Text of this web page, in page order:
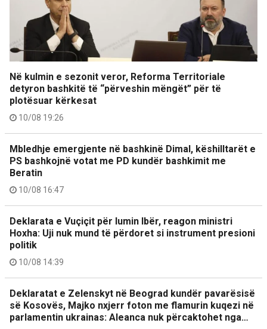
Në kulmin e sezonit veror, Reforma Territoriale
detyron bashkitë të “përveshin mëngët” për të
plotësuar kërkesat
10/08 19:26
Mbledhje emergjente në bashkinë Dimal, këshilltarët e
PS bashkojnë votat me PD kundër bashkimit me
Beratin
10/08 16:47
Deklarata e Vuçiçit për lumin Ibër, reagon ministri
Hoxha: Uji nuk mund të përdoret si instrument presioni
politik
10/08 14:39
Deklaratat e Zelenskyt në Beograd kundër pavarësisë
së Kosovës, Majko nxjerr foton me flamurin kuqezi në
parlamentin ukrainas: Aleanca nuk përcaktohet nga…